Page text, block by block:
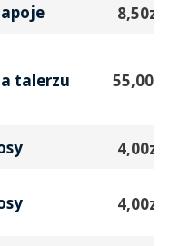
8,50zł
talerzu 55,00
4,00zł
4,00zł